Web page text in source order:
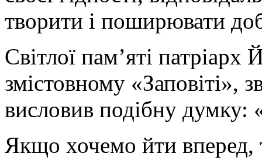
творити і поширювати
Світлої пам’яті
змістовному «Заповіті»,
висловив подібну думку:
Якщо хочемо йти